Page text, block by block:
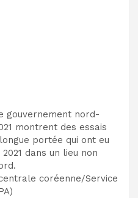
gouvernement nord-
montrent des essais
portée qui ont eu
dans un lieu non
coréenne/Service
)